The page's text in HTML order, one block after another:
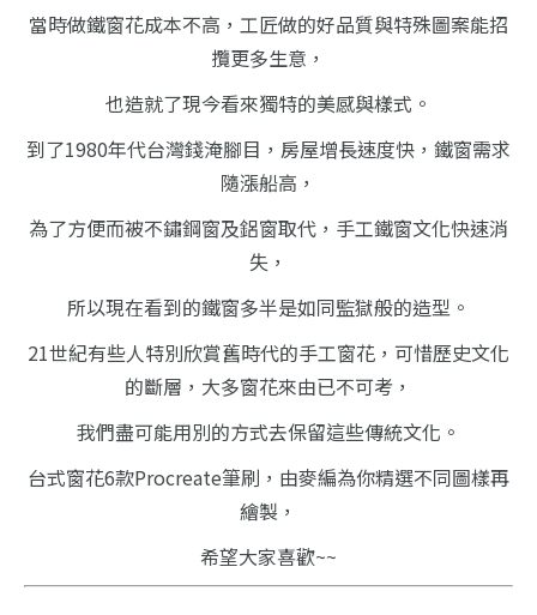
當時做鐵窗花成本不高， 工匠做的好品質與特殊圖案能招
攬更多生意，
也造就了現今看來獨特的美感與樣式。
到了1980年代台灣錢淹腳目， 房屋增長速度快，鐵窗需求
隨漲船高，
為了方便而被不鏽鋼窗及鋁窗取代， 手工鐵窗文化快速消
失，
所以現在看到的鐵窗多半是如同監獄般的造型。
21世紀有些人特別欣賞舊時代的手工窗花， 可惜歷史文化
的斷層，大多窗花來由已不可考，
我們盡可能用別的方式去保留這些傳統文化。
台式窗花6款Procreate筆刷， 由麥編為你精選不同圖樣再
繪製，
希望大家喜歡~~